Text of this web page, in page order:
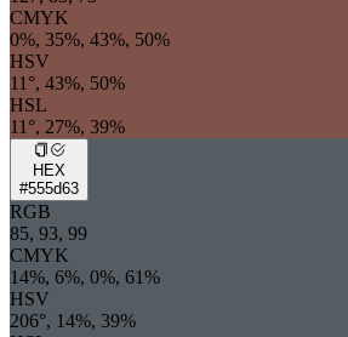
CMYK
0%, 35%, 43%, 50%
HSV
11°, 43%, 50%
HSL
11°, 27%, 39%
HEX
#555d63
RGB
85, 93, 99
CMYK
14%, 6%, 0%, 61%
HSV
206°, 14%, 39%